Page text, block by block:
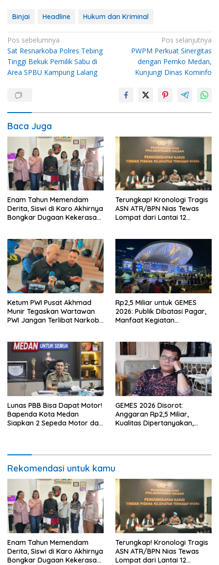
Binjai Headline Hukum dan Kriminal
Navigasi
pos
Pos sebelumnya
Sat Resnarkoba Polres Tebing
Tinggi Bekuk Pemilik Sabu di
Area SPBU Kampung Lalang
Pos selanjutnya
PWPM Perkuat Sinergitas
dengan Pemko Medan,
Kunjungi Dinas Kominfo
Baca Juga
Enam Tahun Memendam
Derita, Siswi di Karo Akhirnya
Bongkar Dugaan Kekerasan
Terungkap! Kronologi Tragis
ASN ATR/BPN Nias Tewas
Lompat dari Lantai 12
Ketum PWI Pusat Akhmad
Munir Tegaskan Wartawan
PWI Jangan Terlibat Narkoba
Rp2,5 Miliar untuk GEMES
2026: Publik Dibatasi Pagar,
Manfaat Kegiatan
Lunas PBB Bisa Dapat Motor!
Bapenda Kota Medan
Siapkan 2 Sepeda Motor dan
GEMES 2026 Disorot:
Anggaran Rp2,5 Miliar,
Kualitas Dipertanyakan,
Rekomendasi untuk kamu
Enam Tahun Memendam
Derita, Siswi di Karo Akhirnya
Bongkar Dugaan Kekerasan
Terungkap! Kronologi Tragis
ASN ATR/BPN Nias Tewas
Lompat dari Lantai 12